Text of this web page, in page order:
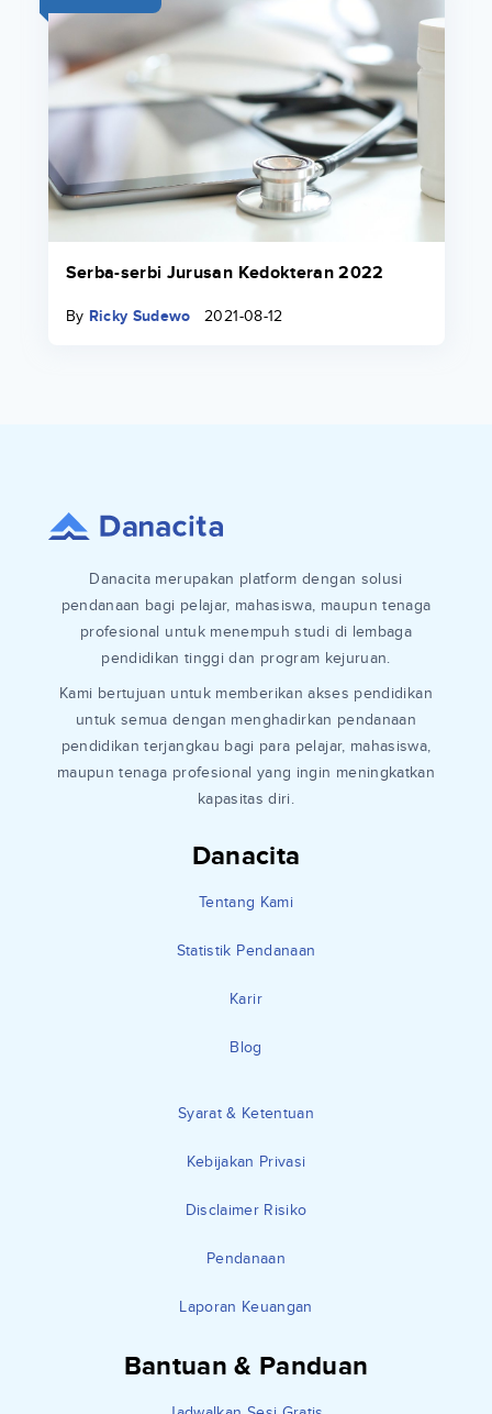
Serba-serbi Jurusan Kedokteran 2022
By Ricky Sudewo 2021-08-12
Danacita
Tentang Kami
Statistik Pendanaan
Karir
Blog
Syarat & Ketentuan
Kebijakan Privasi
Disclaimer Risiko
Pendanaan
Laporan Keuangan
Bantuan & Panduan
Danacita merupakan platform dengan solusi
pendanaan bagi pelajar, mahasiswa, maupun tenaga
profesional untuk menempuh studi di lembaga
pendidikan tinggi dan program kejuruan.
Kami bertujuan untuk memberikan akses pendidikan
untuk semua dengan menghadirkan pendanaan
pendidikan terjangkau bagi para pelajar, mahasiswa,
maupun tenaga profesional yang ingin meningkatkan
kapasitas diri.